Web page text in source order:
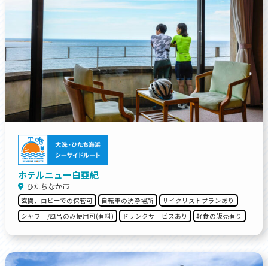
ホテルニュー白亜紀
ひたちなか市
玄関、ロビーでの保管可 自転車の洗浄場所
サイクリストプランあり
シャワー/風呂のみ使用可(有料)
ドリンクサービスあり 軽食の販売有り